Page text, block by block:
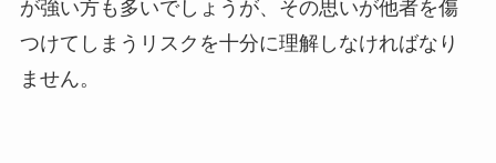
が強い方も多いでしょうが、その思いが他者を傷
つけてしまうリスクを十分に理解しなければなり
ません。